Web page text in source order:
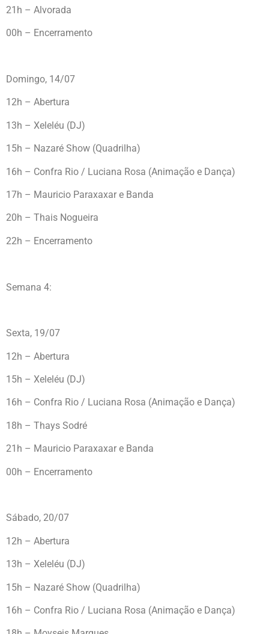
21h – Alvorada
00h – Encerramento
Domingo, 14/07
12h – Abertura
13h – Xeleléu (DJ)
15h – Nazaré Show (Quadrilha)
16h – Confra Rio / Luciana Rosa (Animação e Dança)
17h – Mauricio Paraxaxar e Banda
20h – Thais Nogueira
22h – Encerramento
Semana 4:
Sexta, 19/07
12h – Abertura
15h – Xeleléu (DJ)
16h – Confra Rio / Luciana Rosa (Animação e Dança)
18h – Thays Sodré
21h – Mauricio Paraxaxar e Banda
00h – Encerramento
Sábado, 20/07
12h – Abertura
13h – Xeleléu (DJ)
15h – Nazaré Show (Quadrilha)
16h – Confra Rio / Luciana Rosa (Animação e Dança)